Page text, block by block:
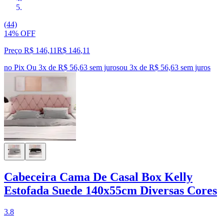
(44)
14% OFF
Preço R$ 146,11R$ 146,11
no Pix Ou 3x de R$ 56,63 sem jurosou 3x de R$ 56,63 sem juros
Cabeceira Cama De Casal Box Kelly
Estofada Suede 140x55cm Diversas Cores
3.8